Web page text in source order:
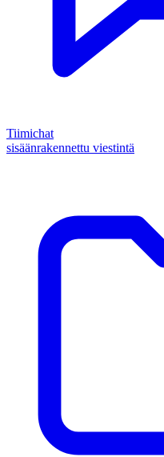
Tiimichat
sisäänrakennettu viestintä